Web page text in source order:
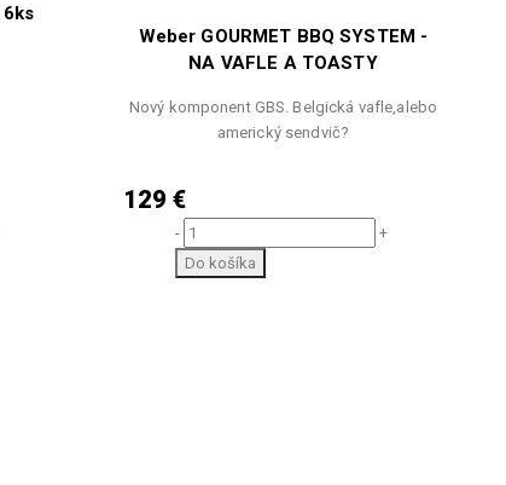
6ks
Weber GOURMET BBQ SYSTEM -
NA VAFLE A TOASTY
Nový komponent GBS. Belgická vafle,alebo
americký sendvič?
129 €
-
+
Do košíka